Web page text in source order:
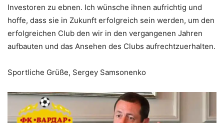
Investoren zu ebnen. Ich wünsche ihnen aufrichtig und
hoffe, dass sie in Zukunft erfolgreich sein werden, um den
erfolgreichen Club den wir in den vergangenen Jahren
aufbauten und das Ansehen des Clubs aufrechtzuerhalten.
Sportliche Grüße, Sergey Samsonenko